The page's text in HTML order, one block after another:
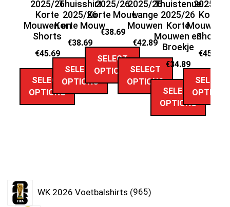
2025/26
Korte
Mouwen en
Shorts
€45.69
SELECT
OPTIONS
Thuisshirt
2025/26
Korte Mouw
€38.69
SELECT
OPTIONS
2025/26
Korte Mouw
€38.69
SELECT
OPTIONS
2025/26
Lange
Mouwen
€42.89
SELECT
OPTIONS
Thuistenue
2025/26
Korte
Mouwen en
Broekje
€34.89
SELECT
OPTIONS
2025/26
Korte
Mouwen
Shorts
€45.69
SELECT
OPTIONS
WK 2026 Voetbalshirts 965